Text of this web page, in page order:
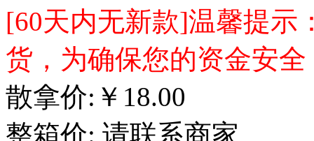
[60天内无新款]温馨提示
货，为确保您的资金安
散拿价: ￥ 18.00
整箱价: 请联系商家